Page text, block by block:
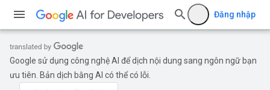
Đăng nhập
Google sử dụng công nghệ AI để dịch nội dung sang ngôn ngữ bạn
ưu tiên. Bản dịch bằng AI có thể có lỗi.